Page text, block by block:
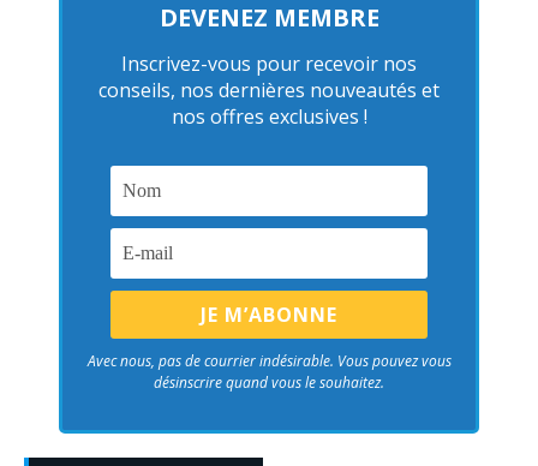
DEVENEZ MEMBRE
Inscrivez-vous pour recevoir nos
conseils, nos dernières nouveautés et
nos offres exclusives !
Avec nous, pas de courrier indésirable. Vous pouvez vous
désinscrire quand vous le souhaitez.